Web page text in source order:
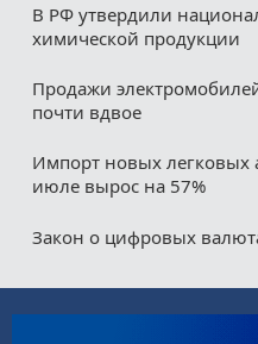
В РФ утвердили
химической продукции
Продажи
почти вдвое
Импорт новых легковых
июле вырос на 57%
Закон о цифровых